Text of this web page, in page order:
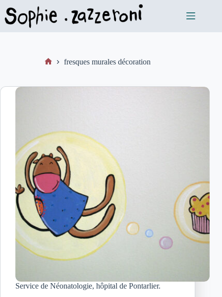
fresques murales décoration
Service de Néonatologie, hôpital de Pontarlier.